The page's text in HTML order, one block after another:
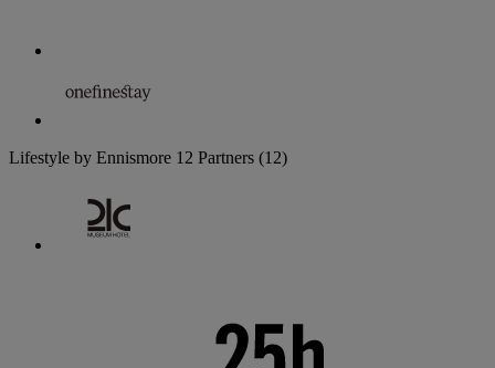
Lifestyle by Ennismore 12 Partners (12)